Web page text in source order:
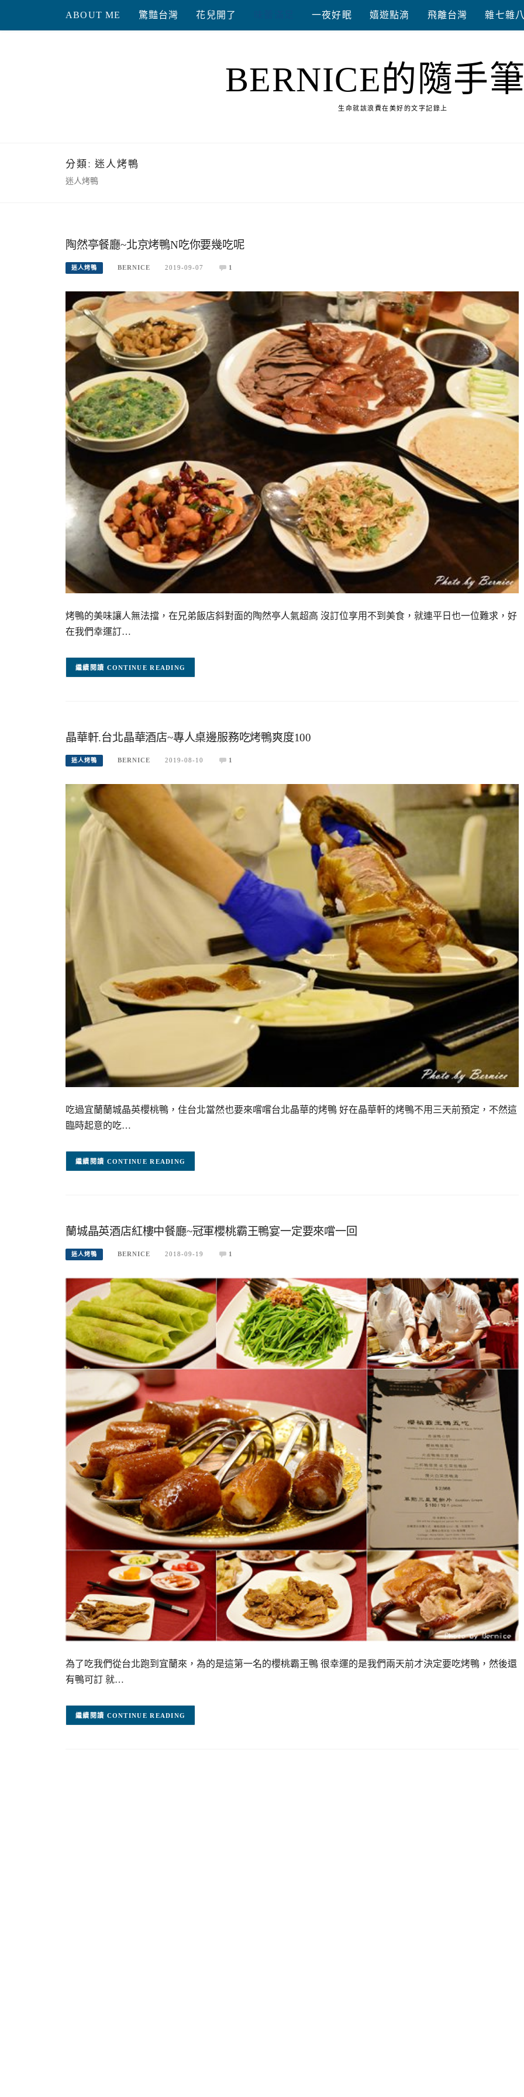
content
ABOUT ME 驚豔台灣 花兒開了 一夜好眠 嬉遊點滴 飛離台灣 雜七雜
BERNICE的隨手
生命就該浪費在美好的文字記錄上
分類: 迷人烤鴨
迷人烤鴨
陶然亭餐廳~北京烤鴨N吃你要幾吃呢
迷人烤鴨 BERNICE 2019-09-07 1
烤鴨的美味讓人無法擋，在兄弟飯店斜對面的陶然亭人氣超高 沒訂位享用不到美食，就連平日也一位難求，好
在我們幸運訂…
CONTINUE READING
晶華軒.台北晶華酒店~專人桌邊服務吃烤鴨爽度100
迷人烤鴨 BERNICE 2019-08-10 1
吃過宜蘭蘭城晶英櫻桃鴨，住台北當然也要來嚐嚐台北晶華的烤鴨 好在晶華軒的烤鴨不用三天前預定，不然這
臨時起意的吃…
CONTINUE READING
蘭城晶英酒店紅樓中餐廳~冠軍櫻桃霸王鴨宴一定要來嚐一回
迷人烤鴨 BERNICE 2018-09-19 1
為了吃我們從台北跑到宜蘭來，為的是這第一名的櫻桃霸王鴨 很幸運的是我們兩天前才決定要吃烤鴨，然後還
有鴨可訂 就…
CONTINUE READING